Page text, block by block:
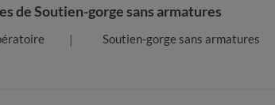
de Soutien-gorge sans armatures
Soutien-gorge sans armatures